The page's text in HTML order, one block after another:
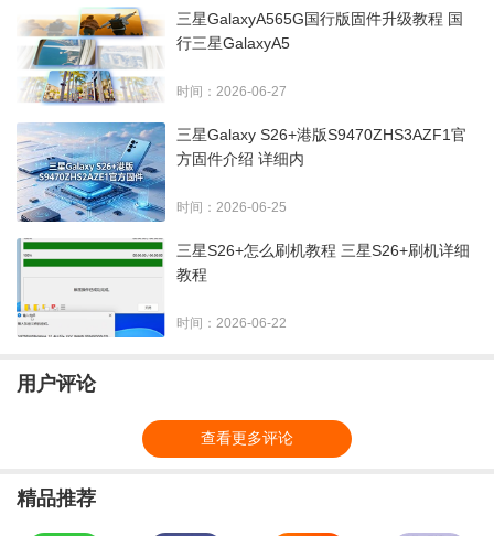
三星GalaxyA565G国行版固件升级教程 国
行三星GalaxyA5
时间：2026-06-27
三星Galaxy S26+港版S9470ZHS3AZF1官
方固件介绍 详细内
时间：2026-06-25
三星S26+怎么刷机教程 三星S26+刷机详细
教程
时间：2026-06-22
用户评论
查看更多评论
精品推荐